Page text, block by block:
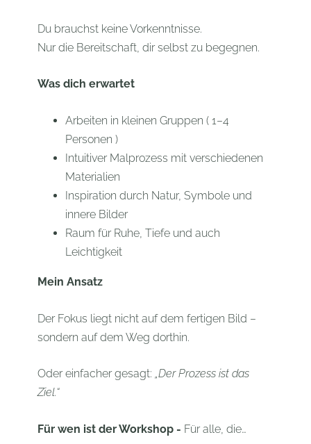
Du brauchst keine Vorkenntnisse.
Nur die Bereitschaft, dir selbst zu begegnen.
Was dich erwartet
Arbeiten in kleinen Gruppen ( 1–4
Personen )
Intuitiver Malprozess mit verschiedenen
Materialien
Inspiration durch Natur, Symbole und
innere Bilder
Raum für Ruhe, Tiefe und auch
Leichtigkeit
Mein Ansatz
Der Fokus liegt nicht auf dem fertigen Bild –
sondern auf dem Weg dorthin.
Oder einfacher gesagt: „Der Prozess ist das
Ziel.“
Für wen ist der Workshop - Für alle, die…